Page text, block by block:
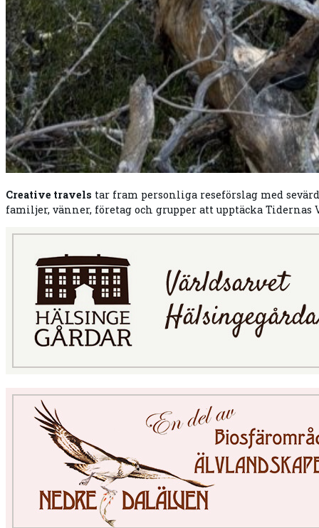
Creative travels tar fram personliga reseförslag med
familjer, vänner, företag och grupper att upptäcka